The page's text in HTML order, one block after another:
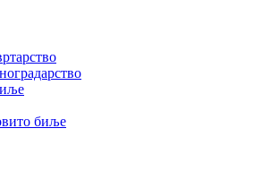
биље